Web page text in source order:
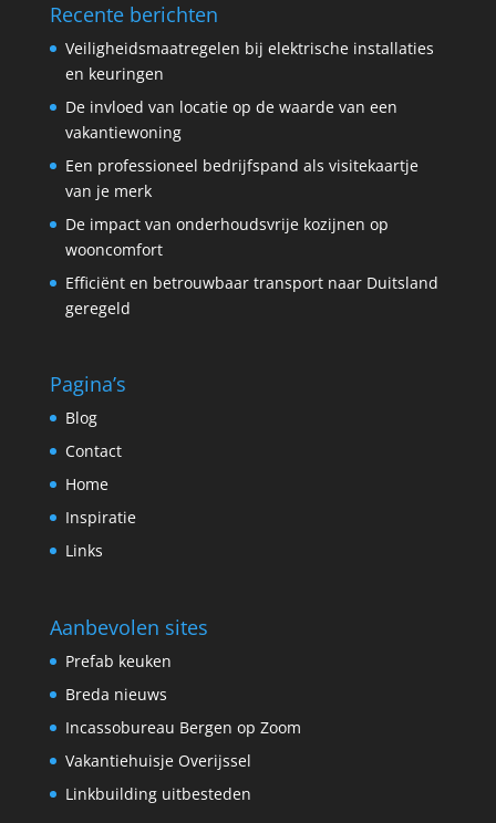
Recente berichten
Veiligheidsmaatregelen bij elektrische installaties
en keuringen
De invloed van locatie op de waarde van een
vakantiewoning
Een professioneel bedrijfspand als visitekaartje
van je merk
De impact van onderhoudsvrije kozijnen op
wooncomfort
Efficiënt en betrouwbaar transport naar Duitsland
geregeld
Pagina’s
Blog
Contact
Home
Inspiratie
Links
Aanbevolen sites
Prefab keuken
Breda nieuws
Incassobureau Bergen op Zoom
Vakantiehuisje Overijssel
Linkbuilding uitbesteden